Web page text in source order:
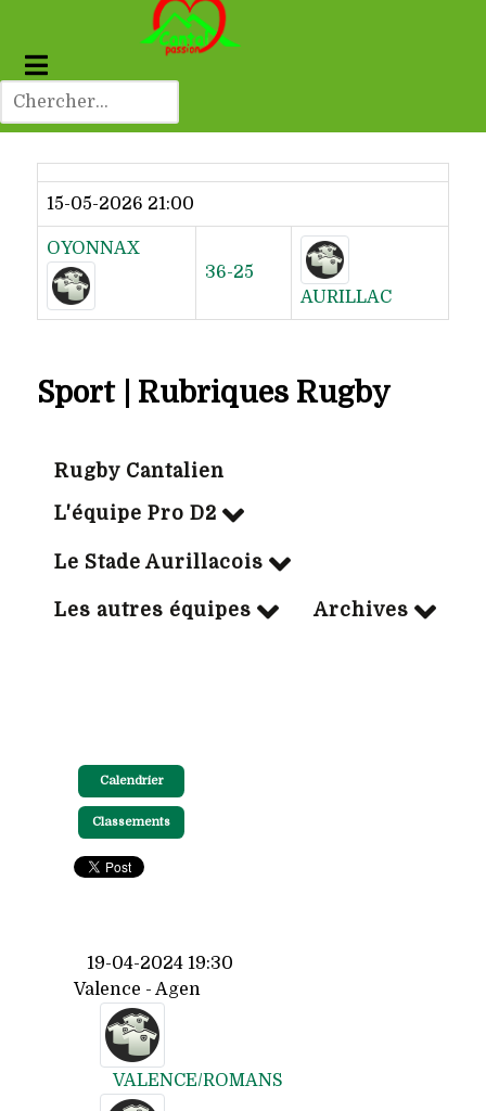
Dernier résultat
15-05-2026 21:00
OYONNAX
36-25
AURILLAC
Sport | Rubriques Rugby
Rugby Cantalien
L'équipe Pro D2
Le Stade Aurillacois
Les autres équipes Archives
Calendrier
Classements
19-04-2024 19:30
Valence - Agen
VALENCE/ROMANS